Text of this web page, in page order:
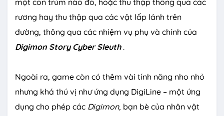
một con trùm nào đó, hoặc thu thập thông qua các
rương hay thu thập qua các vật lấp lánh trên
đường, thông qua các nhiệm vụ phụ và chính của
Digimon Story Cyber Sleuth .
Ngoài ra, game còn có thêm vài tính năng nho nhỏ
nhưng khá thú vị như ứng dụng DigiLine – một ứng
dụng cho phép các Digimon, bạn bè của nhân vật